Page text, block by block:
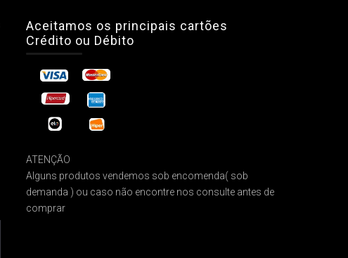
Aceitamos os principais cartões
Crédito ou Débito
ATENÇÃO
Alguns produtos vendemos sob encomenda( sob
demanda ) ou caso não encontre nos consulte antes de
comprar